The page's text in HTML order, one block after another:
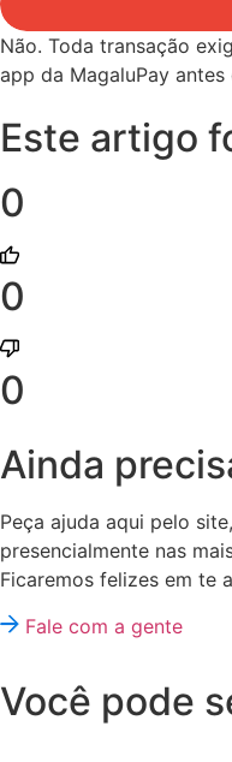
Não. Toda transação
app da MagaluPay
Este artigo
0
0
0
Ainda
Peça ajuda aqui pelo
presencialmente nas
Ficaremos felizes em te
Fale com a gente
Você pode